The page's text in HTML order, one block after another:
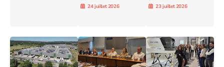
24 juillet 2026 23 juillet 2026